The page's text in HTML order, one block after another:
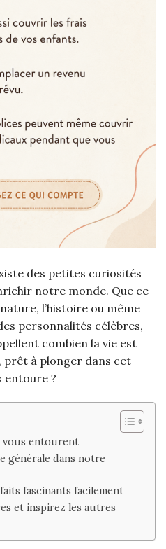
des petites curiosités
notre monde. Que ce
l’histoire ou même
personnalités célèbres,
combien la vie est
prêt à plonger dans cet
entoure ?
vous entourent
générale dans notre
fascinants facilement
et inspirez les autres